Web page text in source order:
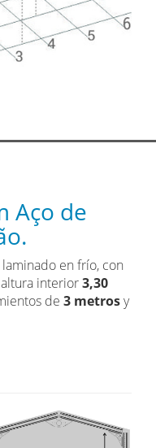
Aço de
en frío, con
interior3,30
de 3 metrosy